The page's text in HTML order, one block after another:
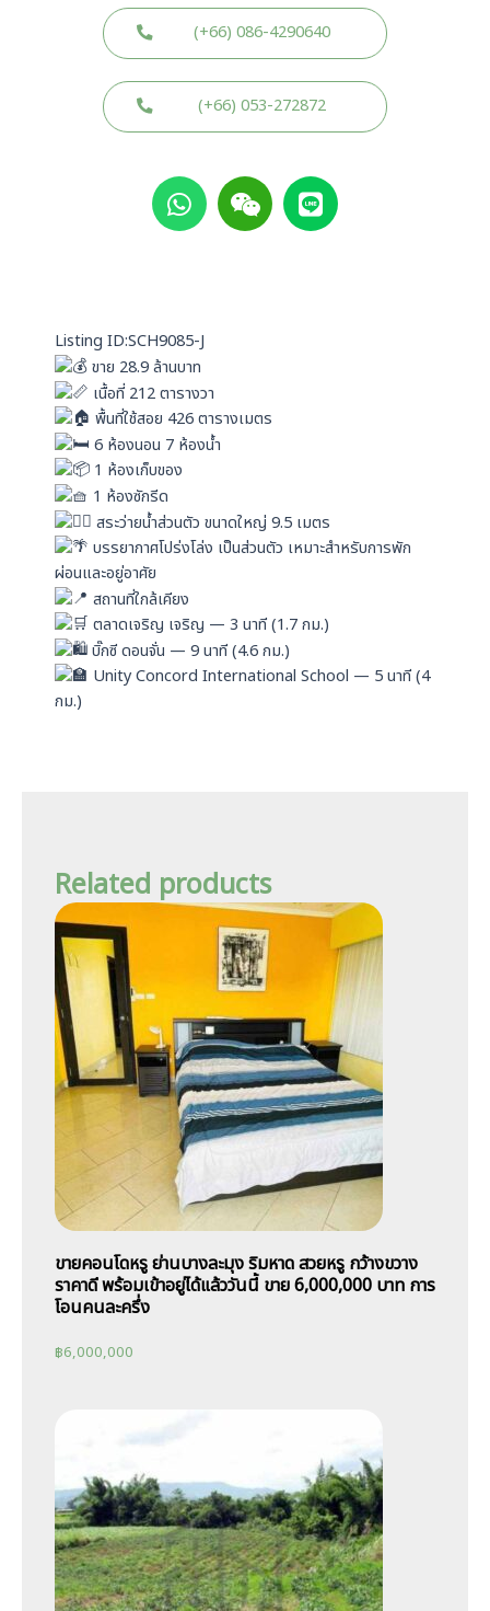
(+66) 086-4290640
(+66) 053-272872
W
h
a
p
p
W
e
i
L
i
n
Listing ID:SCH9085-J
ขาย 28.9 ล้านบาท
เนื้อที่ 212 ตารางวา
พื้นที่ใช้สอย 426 ตารางเมตร
6 ห้องนอน 7 ห้องน้ำ
1 ห้องเก็บของ
1 ห้องซักรีด
สระว่ายน้ำส่วนตัว ขนาดใหญ่ 9.5 เมตร
บรรยากาศโปร่งโล่ง เป็นส่วนตัว เหมาะสำหรับการพัก
ผ่อนและอยู่อาศัย
สถานที่ใกล้เคียง
ตลาดเจริญ เจริญ — 3 นาที (1.7 กม.)
บิ๊กซี ดอนจั่น — 9 นาที (4.6 กม.)
Unity Concord International School — 5 นาที (4
กม.)
Related products
ขายคอนโดหรู ย่านบางละมุง ริมหาด สวยหรู กว้างขวาง
ราคาดี พร้อมเข้าอยู่ได้แล้ววันนี้ ขาย 6,000,000 บาท การ
โอนคนละครึ่ง
฿6,000,000